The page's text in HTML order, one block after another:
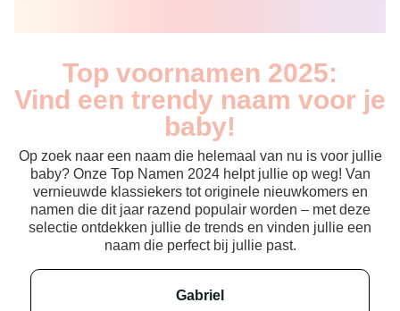
Top voornamen 2025:
Vind een trendy naam voor je
baby!
Op zoek naar een naam die helemaal van nu is voor jullie
baby? Onze Top Namen 2024 helpt jullie op weg! Van
vernieuwde klassiekers tot originele nieuwkomers en
namen die dit jaar razend populair worden – met deze
selectie ontdekken jullie de trends en vinden jullie een
naam die perfect bij jullie past.
gabriel